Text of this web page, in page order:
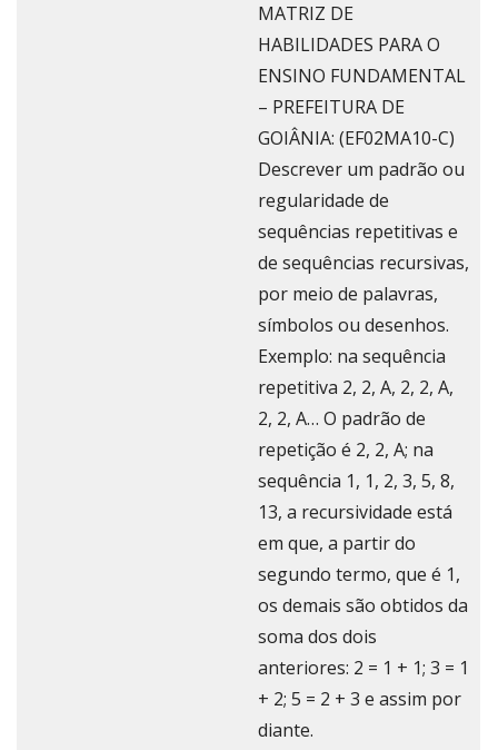
MATRIZ DE
HABILIDADES PARA O
ENSINO FUNDAMENTAL
– PREFEITURA DE
GOIÂNIA: (EF02MA10-C)
Descrever um padrão ou
regularidade de
sequências repetitivas e
de sequências recursivas,
por meio de palavras,
símbolos ou desenhos.
Exemplo: na sequência
repetitiva 2, 2, A, 2, 2, A,
2, 2, A… O padrão de
repetição é 2, 2, A; na
sequência 1, 1, 2, 3, 5, 8,
13, a recursividade está
em que, a partir do
segundo termo, que é 1,
os demais são obtidos da
soma dos dois
anteriores: 2 = 1 + 1; 3 = 1
+ 2; 5 = 2 + 3 e assim por
diante.